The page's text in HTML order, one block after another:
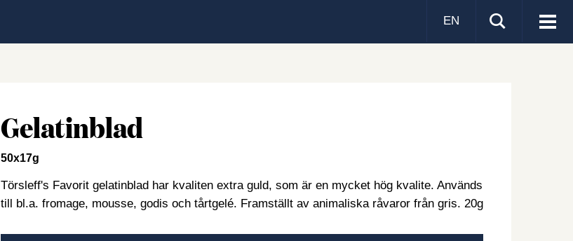
Visa
EN
Gelatinblad
50x17g
Törsleff's Favorit gelatinblad har kvaliten extra guld, som är en mycket hög kvalite. Används
till bl.a. fromage, mousse, godis och tårtgelé. Framställt av animaliska råvaror från gris. 20g